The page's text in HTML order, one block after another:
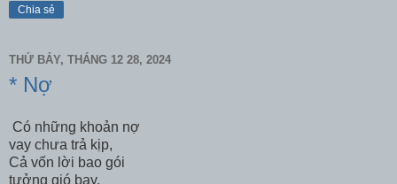
Chia sẻ
THỨ BẢY, THÁNG 12 28, 2024
* Nợ
Có những khoản nợ
vay chưa trả kịp,
Cả vốn lời bao gói
tưởng gió bay,